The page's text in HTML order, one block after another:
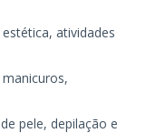
atividades
pele, depilação e